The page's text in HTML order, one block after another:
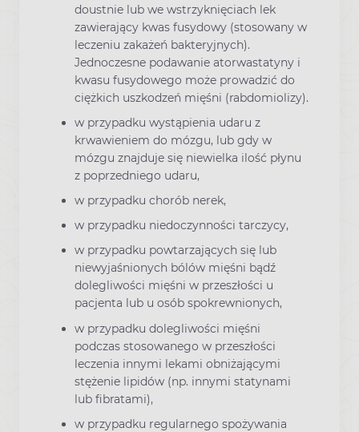
doustnie lub we wstrzyknięciach lek
zawierający kwas fusydowy (stosowany w
leczeniu zakażeń bakteryjnych).
Jednoczesne podawanie atorwastatyny i
kwasu fusydowego może prowadzić do
ciężkich uszkodzeń mięśni (rabdomiolizy).
w przypadku wystąpienia udaru z
krwawieniem do mózgu, lub gdy w
mózgu znajduje się niewielka ilość płynu
z poprzedniego udaru,
w przypadku chorób nerek,
w przypadku niedoczynności tarczycy,
w przypadku powtarzających się lub
niewyjaśnionych bólów mięśni bądź
dolegliwości mięśni w przeszłości u
pacjenta lub u osób spokrewnionych,
w przypadku dolegliwości mięśni
podczas stosowanego w przeszłości
leczenia innymi lekami obniżającymi
stężenie lipidów (np. innymi statynami
lub fibratami),
w przypadku regularnego spożywania